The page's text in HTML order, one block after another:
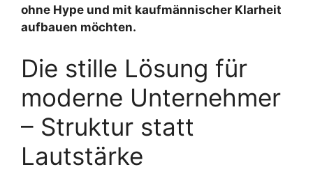
ohne Hype und mit kaufmännischer Klarheit
aufbauen möchten.
Die stille Lösung für
moderne Unternehmer
– Struktur statt
Lautstärke